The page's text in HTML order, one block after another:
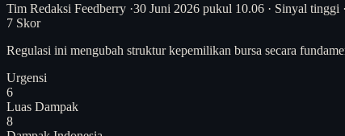
Tim Redaksi Feedberry ·30 Juni 2026 pukul 10.06 · Sinyal tinggi ·
7 Skor
Regulasi ini mengubah struktur kepemilikan bursa secara
Urgensi
6
Luas Dampak
8